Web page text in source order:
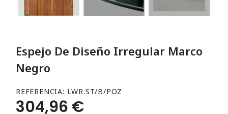
Espejo De Diseño Irregular Marco
Negro
REFERENCIA LWR.ST/B/POZ
304,96 €